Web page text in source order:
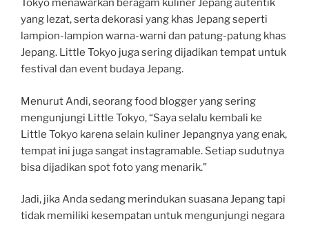
Tokyo menawarkan beragam kuliner Jepang autentik
yang lezat, serta dekorasi yang khas Jepang seperti
lampion-lampion warna-warni dan patung-patung khas
Jepang. Little Tokyo juga sering dijadikan tempat untuk
festival dan event budaya Jepang.
Menurut Andi, seorang food blogger yang sering
mengunjungi Little Tokyo, “Saya selalu kembali ke
Little Tokyo karena selain kuliner Jepangnya yang enak,
tempat ini juga sangat instagramable. Setiap sudutnya
bisa dijadikan spot foto yang menarik.”
Jadi, jika Anda sedang merindukan suasana Jepang tapi
tidak memiliki kesempatan untuk mengunjungi negara